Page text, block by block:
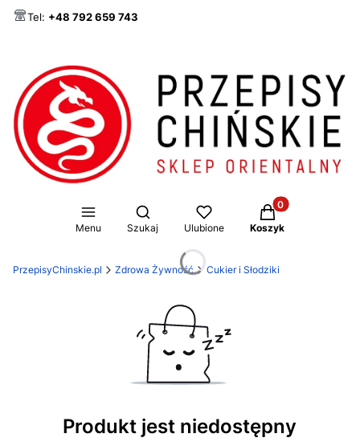
Tel: +48 792 659 743
Menu
Otwórz wyszukiwarkę
Szukaj Ulubione
Produkty w
Koszyk
PrzepisyChinskie.pl Zdrowa Żywność Cukier i Słodziki
Produkt jest niedostępny